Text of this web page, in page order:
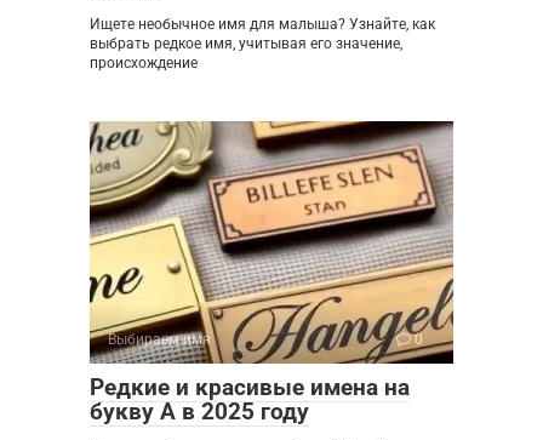
Ищете необычное имя для малыша? Узнайте, как
выбрать редкое имя, учитывая его значение,
происхождение
Выбираем имя 0
Редкие и красивые имена на
букву А в 2025 году